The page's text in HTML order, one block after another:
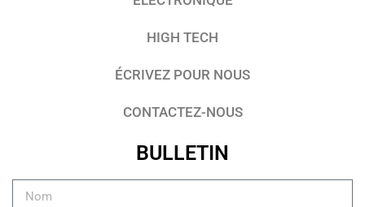
HIGH TECH
ÉCRIVEZ POUR NOUS
CONTACTEZ-NOUS
BULLETIN